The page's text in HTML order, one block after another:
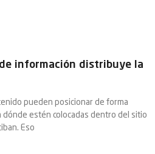
información distribuye la
pueden posicionar de forma
estén colocadas dentro del sitio
Eso